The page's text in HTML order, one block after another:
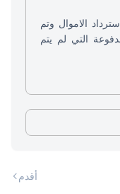
الاموال وتم
التي لم يتم
أقدم